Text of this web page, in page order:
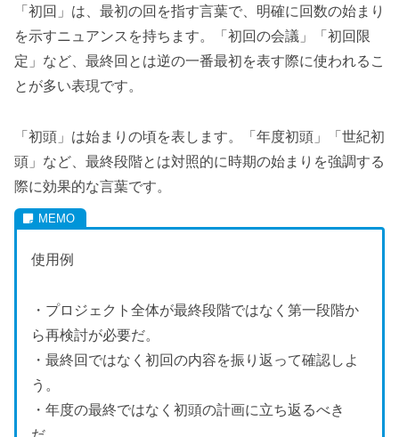
「初回」は、最初の回を指す言葉で、明確に回数の始まり
を示すニュアンスを持ちます。「初回の会議」「初回限
定」など、最終回とは逆の一番最初を表す際に使われるこ
とが多い表現です。
「初頭」は始まりの頃を表します。「年度初頭」「世紀初
頭」など、最終段階とは対照的に時期の始まりを強調する
際に効果的な言葉です。
使用例
・プロジェクト全体が最終段階ではなく第一段階か
ら再検討が必要だ。
・最終回ではなく初回の内容を振り返って確認しよ
う。
・年度の最終ではなく初頭の計画に立ち返るべき